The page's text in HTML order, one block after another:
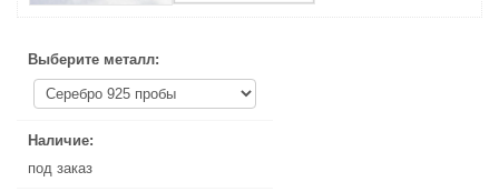
Выберите металл:
Наличие:
под заказ